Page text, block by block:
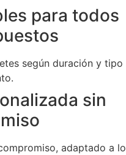
para todos
según duración y tipo
sin
adaptado a lo